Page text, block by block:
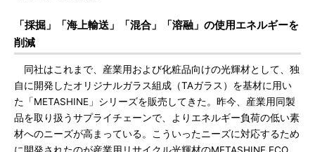
「採掘」「海上輸送」「混合」「溶融」の使用エネルギーを
削減
同社はこれまで、産業用および化粧品向けの光輝材として、独
自に開発したオリジナルガラス組成（TAガラス）を基材に用い
た「METASHINE」シリーズを販売してきた。昨今、産業用同製
品を取り扱うサプライチェーンで、よりエネルギー負荷の低い素
材へのニーズが高まっている。こういったニーズに対応するため